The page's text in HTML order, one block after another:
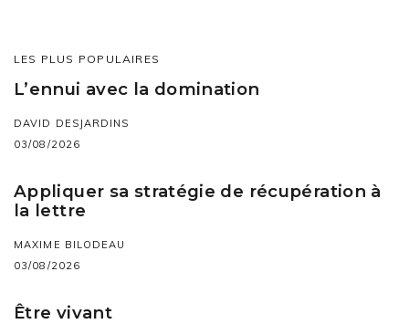
LES PLUS POPULAIRES
L’ennui avec la domination
DAVID DESJARDINS
03/08/2026
Appliquer sa stratégie de récupération à
la lettre
MAXIME BILODEAU
03/08/2026
Être vivant